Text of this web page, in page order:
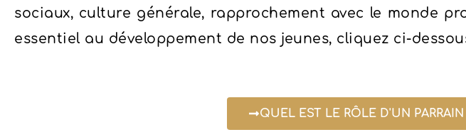
sociaux, culture générale, rapprochement avec le monde
essentiel au développement de nos jeunes, cliquez ci-
QUEL EST LE RÔLE D'UN